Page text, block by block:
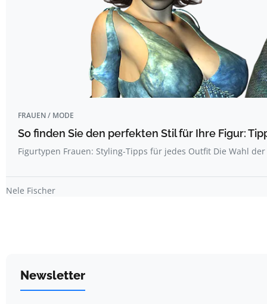
FRAUEN / MODE
So finden Sie den perfekten Stil für Ihre Figur:
Figurtypen Frauen: Styling-Tipps für jedes Outfit Die Wahl
Nele Fischer
Newsletter